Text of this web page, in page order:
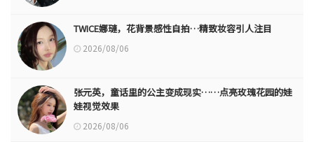
TWICE娜璉，花背景感性自拍…精致妆容引人注目
2026/08/06
张元英，童话里的公主变成现实……点亮玫瑰花园的娃
娃视觉效果
2026/08/06